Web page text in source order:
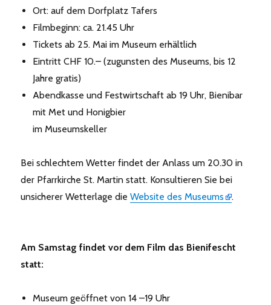
Ort: auf dem Dorfplatz Tafers
Filmbeginn: ca. 21.45 Uhr
Tickets ab 25. Mai im Museum erhältlich
Eintritt CHF 10.– (zugunsten des Museums, bis 12
Jahre gratis)
Abendkasse und Festwirtschaft ab 19 Uhr, Bienibar
mit Met und Honigbier
im Museumskeller
Bei schlechtem Wetter findet der Anlass um 20.30 in
der Pfarrkirche St. Martin statt. Konsultieren Sie bei
unsicherer Wetterlage dieWebsite des Museums .
Am Samstag findet vor dem Film das Bienifescht
statt:
Museum geöffnet von 14 –19 Uhr